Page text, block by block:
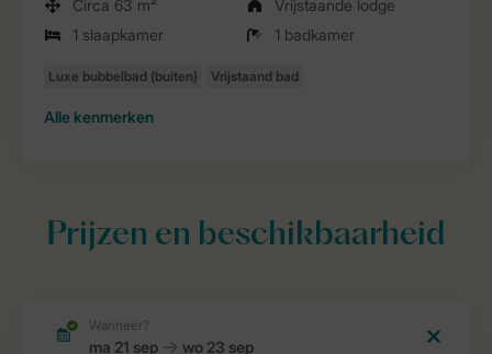
Circa 63 m²
Vrijstaande lodge
1 slaapkamer
1 badkamer
Alle kenmerken
Prijzen en beschikbaarheid